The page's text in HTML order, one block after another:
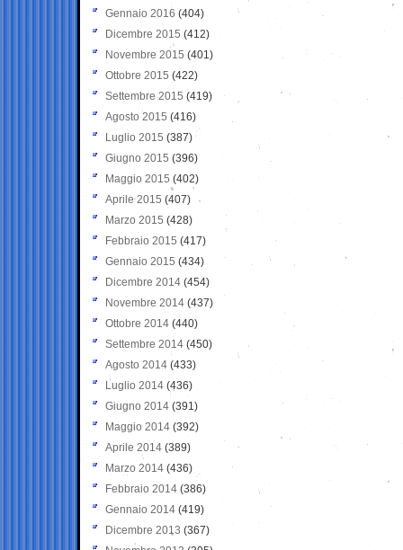
Gennaio 2016 (404)
Dicembre 2015 (412)
Novembre 2015 (401)
Ottobre 2015 (422)
Settembre 2015 (419)
Agosto 2015 (416)
Luglio 2015 (387)
Giugno 2015 (396)
Maggio 2015 (402)
Aprile 2015 (407)
Marzo 2015 (428)
Febbraio 2015 (417)
Gennaio 2015 (434)
Dicembre 2014 (454)
Novembre 2014 (437)
Ottobre 2014 (440)
Settembre 2014 (450)
Agosto 2014 (433)
Luglio 2014 (436)
Giugno 2014 (391)
Maggio 2014 (392)
Aprile 2014 (389)
Marzo 2014 (436)
Febbraio 2014 (386)
Gennaio 2014 (419)
Dicembre 2013 (367)